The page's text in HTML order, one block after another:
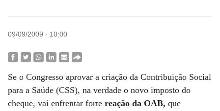
09/09/2009 - 10:00
Se o Congresso aprovar a criação da Contribuição Social
para a Saúde (CSS), na verdade o novo imposto do
cheque, vai enfrentar forte reação da OAB, que